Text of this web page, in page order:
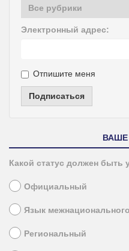
Электронный адрес:
Отпишите меня
Подписаться
Какой статус должен быть
Официальный
Язык
Региональный